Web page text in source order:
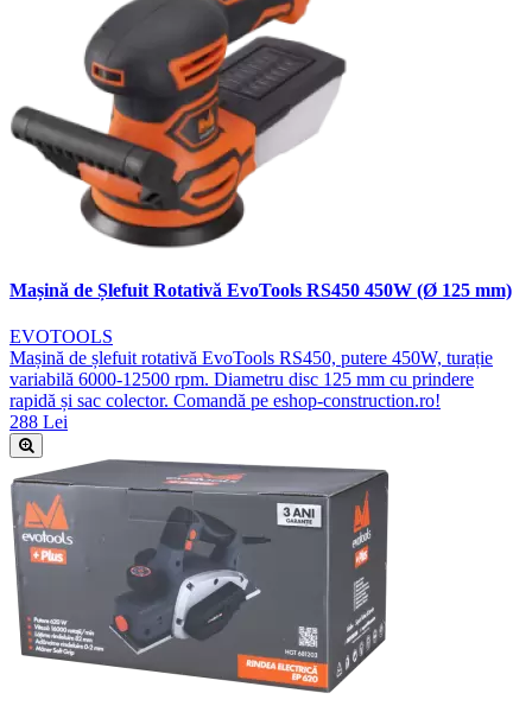
Mașină de Șlefuit Rotativă EvoTools RS450 450W (Ø 125 mm)
EVOTOOLS
Mașină de șlefuit rotativă EvoTools RS450, putere 450W, turație
variabilă 6000-12500 rpm. Diametru disc 125 mm cu prindere
rapidă și sac colector. Comandă pe eshop-construction.ro!
288 Lei